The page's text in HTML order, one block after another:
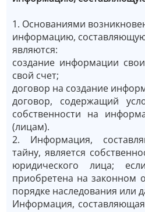
1. Основаниями
информацию,
являются:
создание информации
свой счет;
договор на создание
договор, содержащий
собственности на
(лицам).
2. Информация,
тайну, является
юридического лица;
приобретена на законном
порядке наследования или
Информация,